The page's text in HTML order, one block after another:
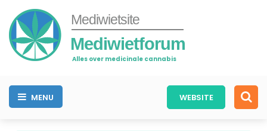
Mediwietsite
Mediwietforum
Alles over medicinale cannabis
MENU WEBSITE